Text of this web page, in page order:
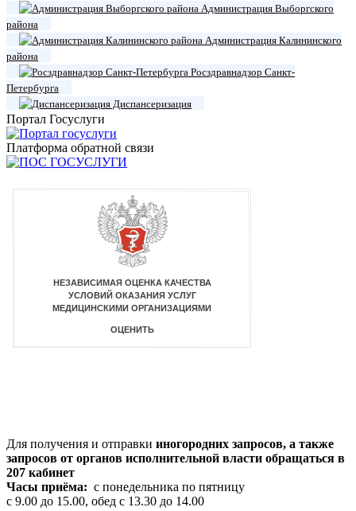
Администрация Выборгского
района
Администрация Калининского
района
Росздравнадзор Санкт-
Петербурга
Диспансеризация
Портал Госуслуги
Платформа обратной связи
Для получения и отправки иногородних запросов, а также
запросов от органов исполнительной власти обращаться в
207 кабинет
Часы приёма: с понедельника по пятницу
с 9.00 до 15.00, обед с 13.30 до 14.00